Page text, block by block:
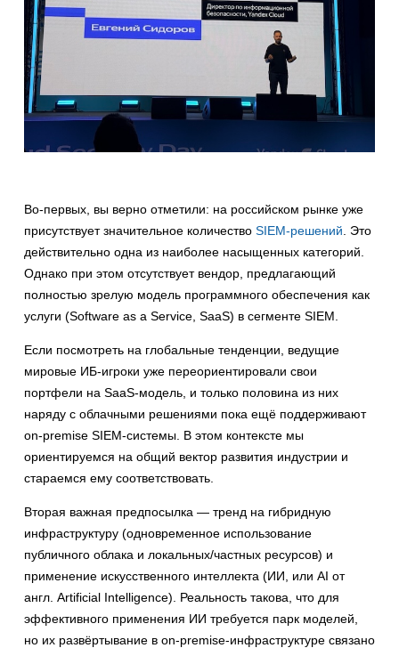
Во-первых, вы верно отметили: на российском рынке уже
присутствует значительное количество SIEM-решений . Это
действительно одна из наиболее насыщенных категорий.
Однако при этом отсутствует вендор, предлагающий
полностью зрелую модель программного обеспечения как
услуги (Software as a Service, SaaS) в сегменте SIEM.
Если посмотреть на глобальные тенденции, ведущие
мировые ИБ-игроки уже переориентировали свои
портфели на SaaS-модель, и только половина из них
наряду с облачными решениями пока ещё поддерживают
on-premise SIEM-системы. В этом контексте мы
ориентируемся на общий вектор развития индустрии и
стараемся ему соответствовать.
Вторая важная предпосылка — тренд на гибридную
инфраструктуру (одновременное использование
публичного облака и локальных/частных ресурсов) и
применение искусственного интеллекта (ИИ, или AI от
англ. Artificial Intelligence). Реальность такова, что для
эффективного применения ИИ требуется парк моделей,
но их развёртывание в on-premise-инфраструктуре связано